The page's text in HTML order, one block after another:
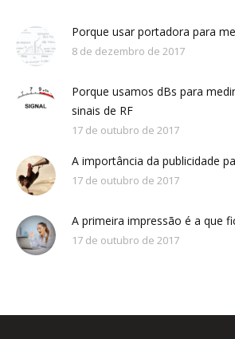
Porque usar portadora para
8 de dezembro de 2017
Porque usamos dBs para
sinais de RF
17 de outubro de 2017
A importância da publicidade
17 de outubro de 2017
A primeira impressão é a que
17 de outubro de 2017